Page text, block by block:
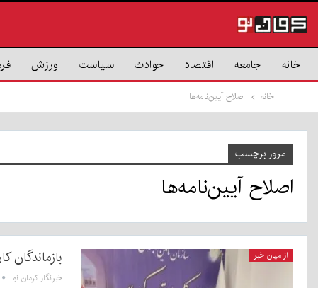
خانه جامعه اقتصاد حوادث سیاست ورزش
خانه اصلاح آیین‌نامه‌ها
مرور برچسب
اصلاح آیین‌نامه‌ها
از میان خبر
خبرنگار کرمان نو